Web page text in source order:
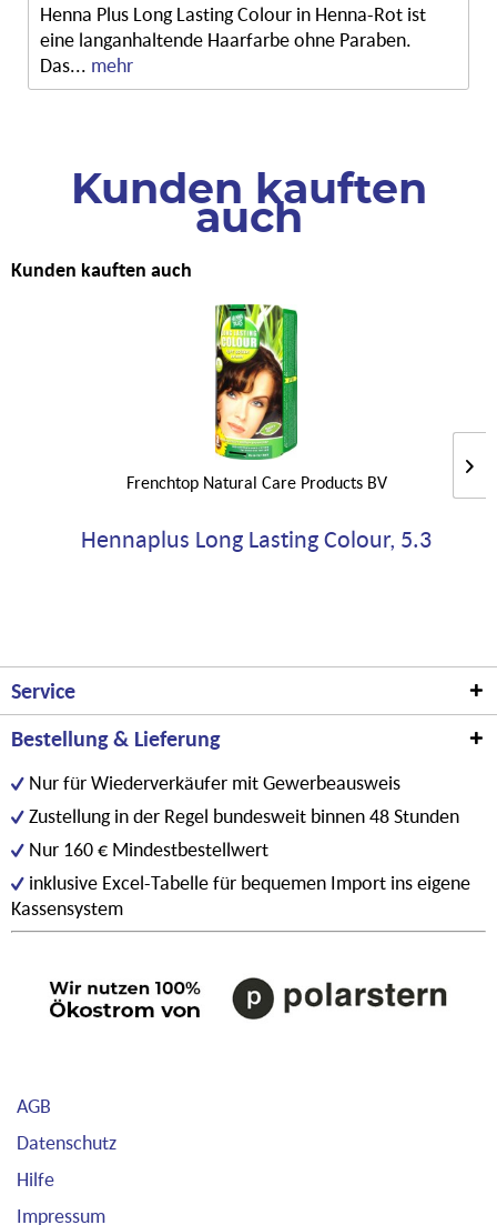
Henna Plus Long Lasting Colour in Henna-Rot ist
eine langanhaltende Haarfarbe ohne Paraben.
Das... mehr
Kunden kauften
auch
Kunden kauften auch
Frenchtop Natural Care Products BV
Hennaplus Long Lasting Colour, 5.3
Service
Bestellung & Lieferung
Nur für Wiederverkäufer mit Gewerbeausweis
Zustellung in der Regel bundesweit binnen 48 Stunden
Nur 160 € Mindestbestellwert
inklusive Excel-Tabelle für bequemen Import ins eigene
Kassensystem
AGB
Datenschutz
Hilfe
Impressum